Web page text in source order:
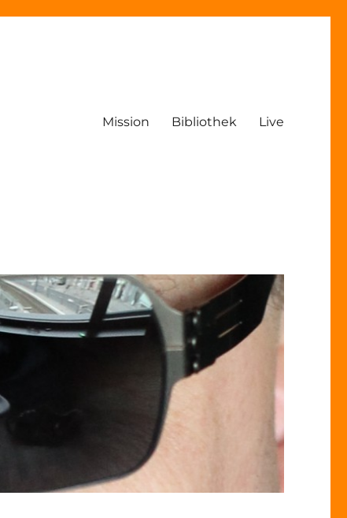
Mission Bibliothek Live